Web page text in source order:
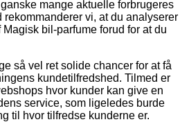
mange aktuelle forbrugeres
rekommanderer vi, at du analyserer
bil-parfume forud for at du
så vel ret solide chancer for at få
kundetilfredshed. Tilmed er
hvor kunder kan give en
service, som ligeledes burde
til hvor tilfredse kunderne er.